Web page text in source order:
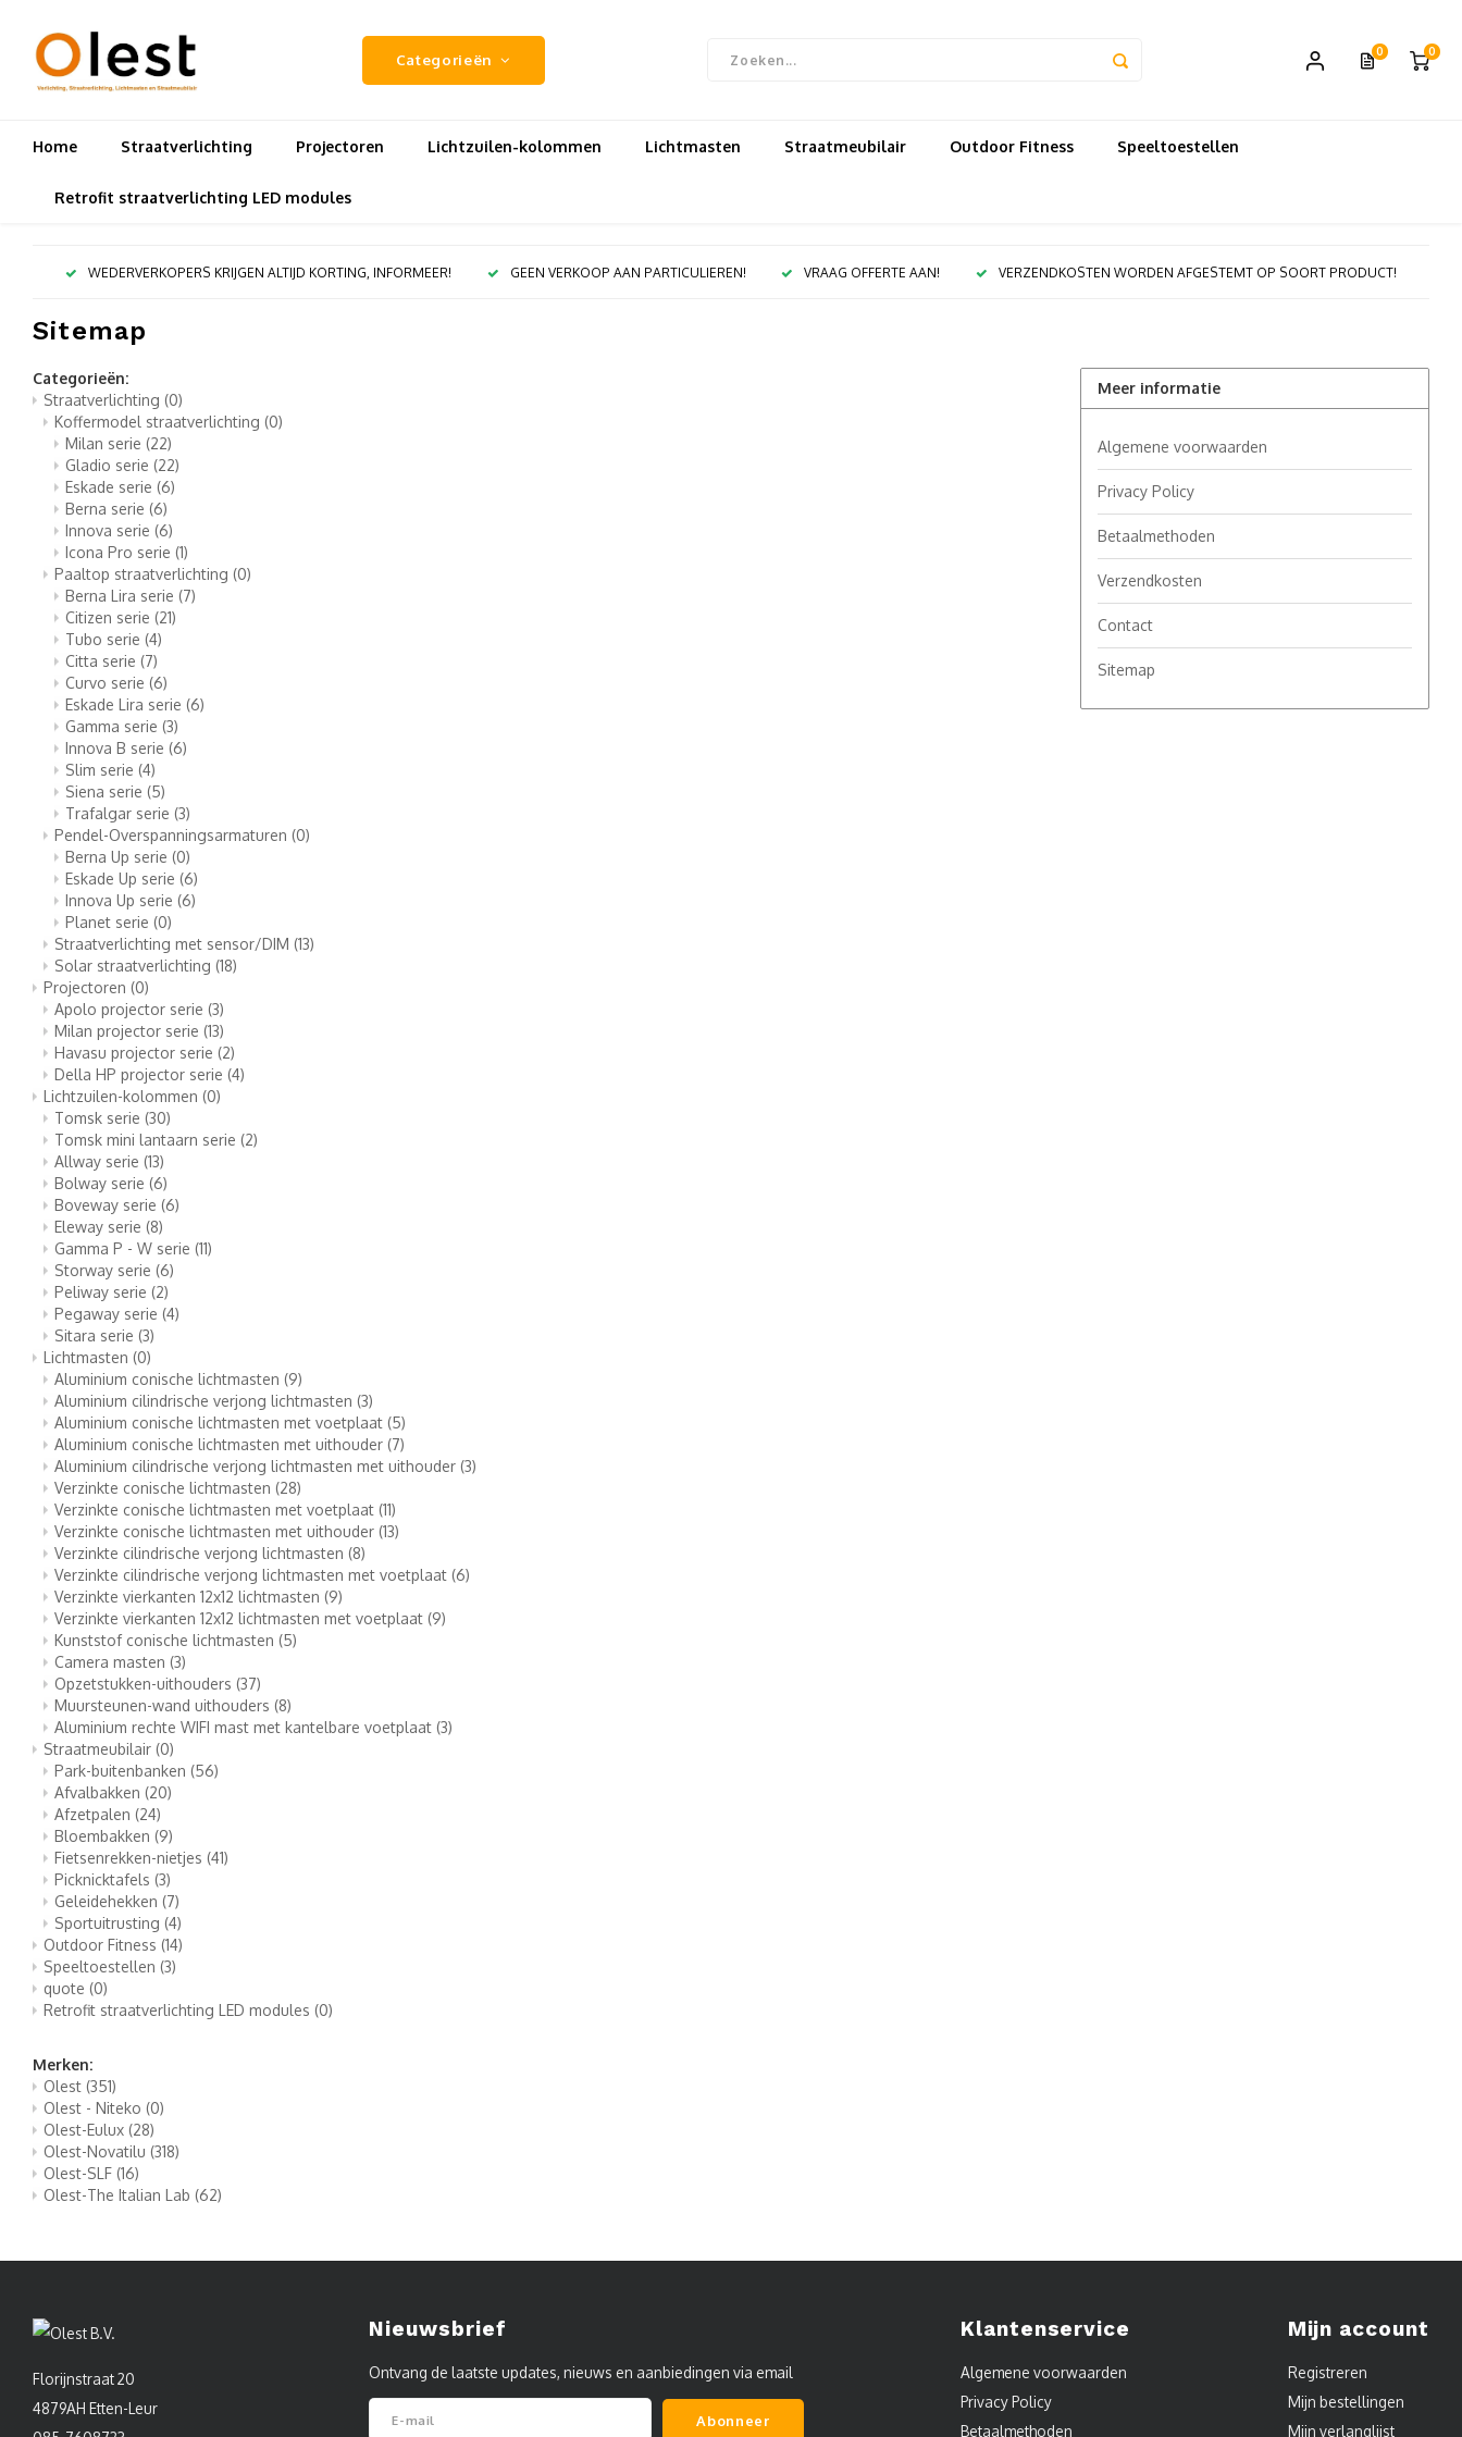
Categorieën 0 0
Home Straatverlichting Projectoren Lichtzuilen-kolommen Lichtmasten Straatmeubilair Outdoor Fitness Speeltoestellen
Retrofit straatverlichting LED modules
WEDERVERKOPERS KRIJGEN ALTIJD KORTING, INFORMEER! GEEN VERKOOP AAN PARTICULIEREN! VRAAG OFFERTE AAN! VERZENDKOSTEN WORDEN AFGESTEMT OP SOORT PRODUCT!
Sitemap
Categorieën:
Straatverlichting (0)
Koffermodel straatverlichting (0)
Milan serie (22)
Gladio serie (22)
Eskade serie (6)
Berna serie (6)
Innova serie (6)
Icona Pro serie (1)
Paaltop straatverlichting (0)
Berna Lira serie (7)
Citizen serie (21)
Tubo serie (4)
Citta serie (7)
Curvo serie (6)
Eskade Lira serie (6)
Gamma serie (3)
Innova B serie (6)
Slim serie (4)
Siena serie (5)
Trafalgar serie (3)
Pendel-Overspanningsarmaturen (0)
Berna Up serie (0)
Eskade Up serie (6)
Innova Up serie (6)
Planet serie (0)
Straatverlichting met sensor/DIM (13)
Solar straatverlichting (18)
Projectoren (0)
Apolo projector serie (3)
Milan projector serie (13)
Havasu projector serie (2)
Della HP projector serie (4)
Lichtzuilen-kolommen (0)
Tomsk serie (30)
Tomsk mini lantaarn serie (2)
Allway serie (13)
Bolway serie (6)
Boveway serie (6)
Eleway serie (8)
Gamma P - W serie (11)
Storway serie (6)
Peliway serie (2)
Pegaway serie (4)
Sitara serie (3)
Lichtmasten (0)
Aluminium conische lichtmasten (9)
Aluminium cilindrische verjong lichtmasten (3)
Aluminium conische lichtmasten met voetplaat (5)
Aluminium conische lichtmasten met uithouder (7)
Aluminium cilindrische verjong lichtmasten met uithouder (3)
Verzinkte conische lichtmasten (28)
Verzinkte conische lichtmasten met voetplaat (11)
Verzinkte conische lichtmasten met uithouder (13)
Verzinkte cilindrische verjong lichtmasten (8)
Verzinkte cilindrische verjong lichtmasten met voetplaat (6)
Verzinkte vierkanten 12x12 lichtmasten (9)
Verzinkte vierkanten 12x12 lichtmasten met voetplaat (9)
Kunststof conische lichtmasten (5)
Camera masten (3)
Opzetstukken-uithouders (37)
Muursteunen-wand uithouders (8)
Aluminium rechte WIFI mast met kantelbare voetplaat (3)
Straatmeubilair (0)
Park-buitenbanken (56)
Afvalbakken (20)
Afzetpalen (24)
Bloembakken (9)
Fietsenrekken-nietjes (41)
Picknicktafels (3)
Geleidehekken (7)
Sportuitrusting (4)
Outdoor Fitness (14)
Speeltoestellen (3)
quote (0)
Retrofit straatverlichting LED modules (0)
Merken:
Olest (351)
Olest - Niteko (0)
Olest-Eulux (28)
Olest-Novatilu (318)
Olest-SLF (16)
Olest-The Italian Lab (62)
Meer informatie
Algemene voorwaarden
Privacy Policy
Betaalmethoden
Verzendkosten
Contact
Sitemap
Florijnstraat 20
4879AH Etten-Leur
Nieuwsbrief
Ontvang de laatste updates, nieuws en aanbiedingen via email
Abonneer
Klantenservice
Algemene voorwaarden
Privacy Policy
Betaalmethoden
Mijn account
Registreren
Mijn bestellingen
Mijn verlanglijst